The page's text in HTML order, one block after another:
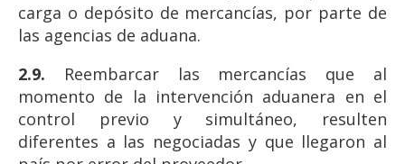
carga o depósito de mercancías, por parte de
las agencias de aduana.
2.9. Reembarcar las mercancías que al
momento de la intervención aduanera en el
control previo y simultáneo, resulten
diferentes a las negociadas y que llegaron al